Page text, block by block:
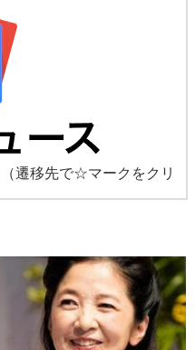
（遷移先で☆マークをクリ